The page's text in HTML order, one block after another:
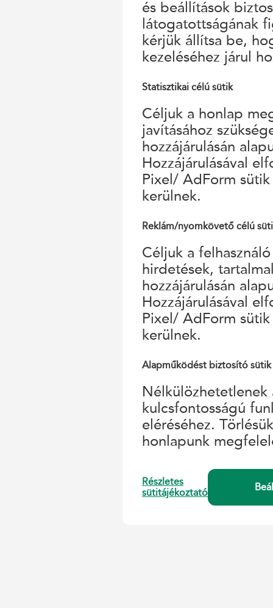
és beállítások
látogatottságának
kérjük állítsa be,
kezeléséhez járul
Statisztikai célú sütik
Céljuk a honlap
javításához
hozzájárulásán
Hozzájárulásával
Pixel/ AdForm
kerülnek.
Reklám/nyomkövető célú
Céljuk a
hirdetések,
hozzájárulásán
Hozzájárulásával
Pixel/ AdForm
kerülnek.
Alapműködést biztosító sütik
kulcsfontosságú
eléréséhez.
honlapunk
Részletes
sütitájékoztató